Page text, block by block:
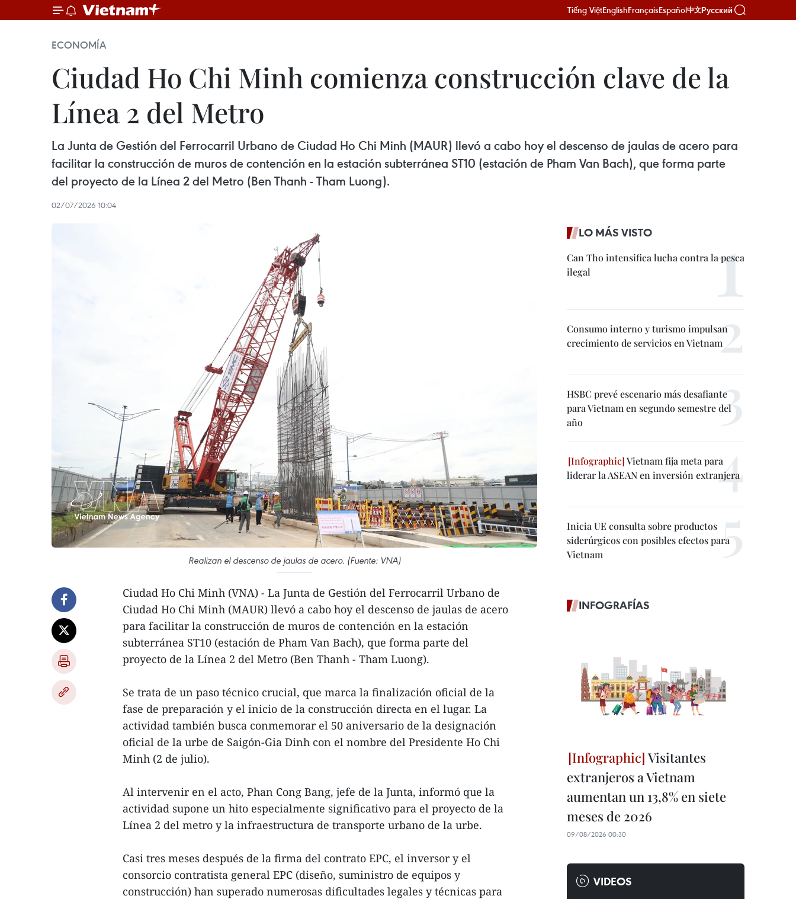
Tiếng ViệtEnglishFrançaisEspañol中文Русский
ECONOMÍA
Ciudad Ho Chi Minh comienza construcción clave de la
Línea 2 del Metro
La Junta de Gestión del Ferrocarril Urbano de Ciudad Ho Chi Minh (MAUR) llevó a cabo hoy el descenso de jaulas de acero para
facilitar la construcción de muros de contención en la estación subterránea ST10 (estación de Pham Van Bach), que forma parte
del proyecto de la Línea 2 del Metro (Ben Thanh - Tham Luong).
02/07/2026 10:04
Realizan el descenso de jaulas de acero. (Fuente: VNA)
Ciudad Ho Chi Minh (VNA) - La Junta de Gestión del Ferrocarril Urbano de
Ciudad Ho Chi Minh (MAUR) llevó a cabo hoy el descenso de jaulas de acero
para facilitar la construcción de muros de contención en la estación
subterránea ST10 (estación de Pham Van Bach), que forma parte del
proyecto de la Línea 2 del Metro (Ben Thanh - Tham Luong).
Se trata de un paso técnico crucial, que marca la finalización oficial de la
fase de preparación y el inicio de la construcción directa en el lugar. La
actividad también busca conmemorar el 50 aniversario de la designación
oficial de la urbe de Saigón-Gia Dinh con el nombre del Presidente Ho Chi
Minh (2 de julio).
Al intervenir en el acto, Phan Cong Bang, jefe de la Junta, informó que la
actividad supone un hito especialmente significativo para el proyecto de la
Línea 2 del metro y la infraestructura de transporte urbano de la urbe.
Casi tres meses después de la firma del contrato EPC, el inversor y el
consorcio contratista general EPC (diseño, suministro de equipos y
construcción) han superado numerosas dificultades legales y técnicas para
LO MÁS VISTO
Can Tho intensifica lucha contra la pesca
ilegal
Consumo interno y turismo impulsan
crecimiento de servicios en Vietnam
HSBC prevé escenario más desafiante
para Vietnam en segundo semestre del
año
Vietnam fija meta para
liderar la ASEAN en inversión extranjera
Inicia UE consulta sobre productos
siderúrgicos con posibles efectos para
Vietnam
INFOGRAFÍAS
Visitantes
extranjeros a Vietnam
aumentan un 13,8% en siete
meses de 2026
09/08/2026 00:30
VIDEOS